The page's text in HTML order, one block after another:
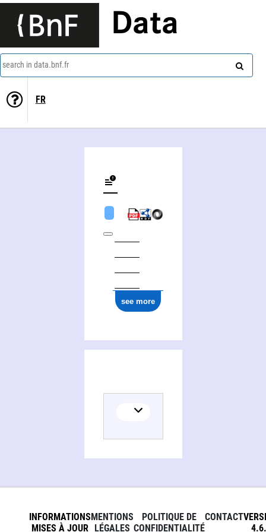
Data
search in data.bnf.fr
FR
see more
INFORMATIONS
MISES À JOUR
MENTIONS
LÉGALES
POLITIQUE DE
CONFIDENTIALITÉ
CONTACT